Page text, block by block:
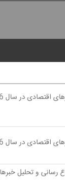
اقتصادی در سال 96
اقتصادی در سال 96
18:35- اطلاع رسانی و